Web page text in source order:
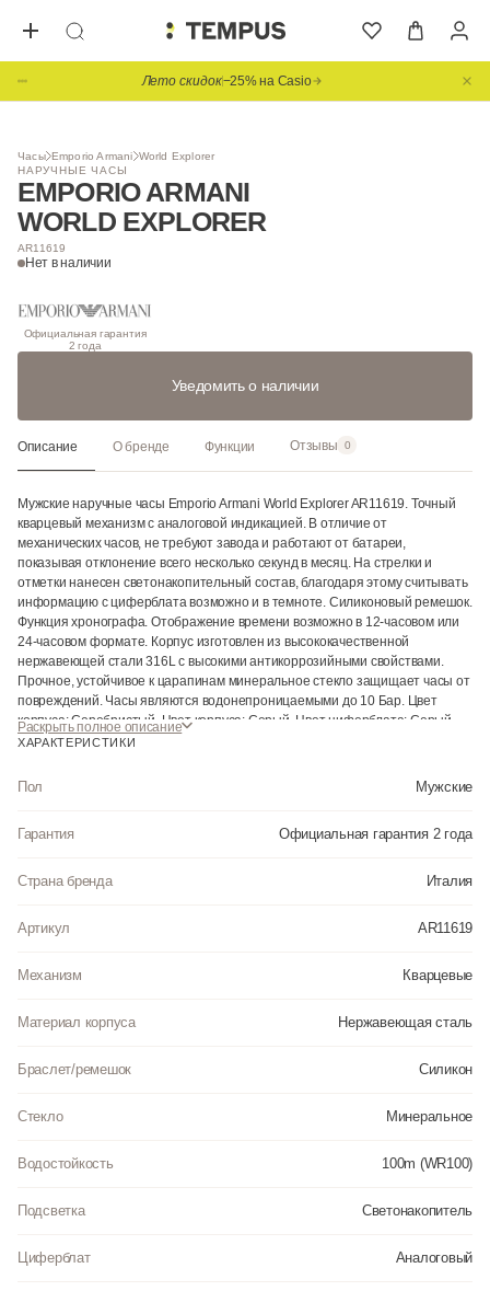
Лето скидок−25% на Casio
Часы Emporio Armani World Explorer
НАРУЧНЫЕ ЧАСЫ
EMPORIO ARMANI
WORLD EXPLORER
AR11619
Нет в наличии
1/ 4
Официальная гарантия
2 года
Уведомить о наличии
Описание О бренде Функции Отзывы 0
Мужские наручные часы Emporio Armani World Explorer AR11619. Точный
кварцевый механизм с аналоговой индикацией. В отличие от
механических часов, не требуют завода и работают от батареи,
показывая отклонение всего несколько секунд в месяц. На стрелки и
отметки нанесен светонакопительный состав, благодаря этому считывать
информацию с циферблата возможно и в темноте. Силиконовый ремешок.
Функция хронографа. Отображение времени возможно в 12-часовом или
24-часовом формате. Корпус изготовлен из высококачественной
нержавеющей стали 316L с высокими антикоррозийными свойствами.
Прочное, устойчивое к царапинам минеральное стекло защищает часы от
повреждений. Часы являются водонепроницаемыми до 10 Бар. Цвет
корпуса: Серебристый. Цвет корпуса: Серый. Цвет циферблата: Серый.
Толщина: 11 мм. Гарантия: 2 года.
Раскрыть полное описание
ХАРАКТЕРИСТИКИ
Пол Мужские
Гарантия Официальная гарантия 2 года
Страна бренда Италия
Артикул AR11619
Механизм Кварцевые
Материал корпуса Нержавеющая сталь
Браслет/ремешок Силикон
Стекло Минеральное
Водостойкость 100m (WR100)
Подсветка Светонакопитель
Циферблат Аналоговый